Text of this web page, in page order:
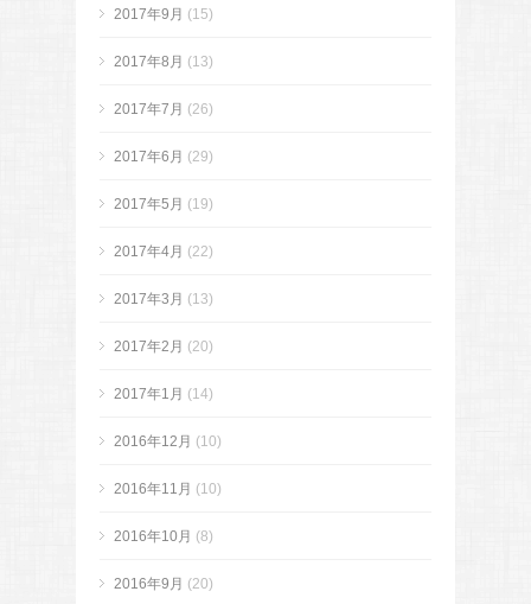
2017年9月 (15)
2017年8月 (13)
2017年7月 (26)
2017年6月 (29)
2017年5月 (19)
2017年4月 (22)
2017年3月 (13)
2017年2月 (20)
2017年1月 (14)
2016年12月 (10)
2016年11月 (10)
2016年10月 (8)
2016年9月 (20)